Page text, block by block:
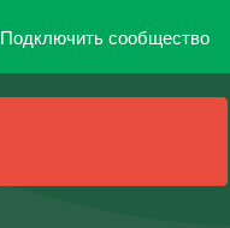
Подключить сообщество